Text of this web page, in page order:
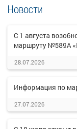
Новости
С 1 августа
маршруту №589А
28.07.2026
Информация по
27.07.2026